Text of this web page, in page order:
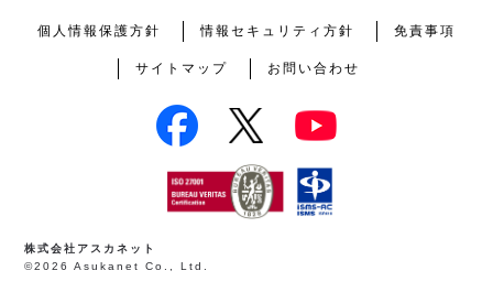
個人情報保護方針 情報セキュリティ方針 免責事項
サイトマップ お問い合わせ
株式会社アスカネット
©2026 Asukanet Co., Ltd.